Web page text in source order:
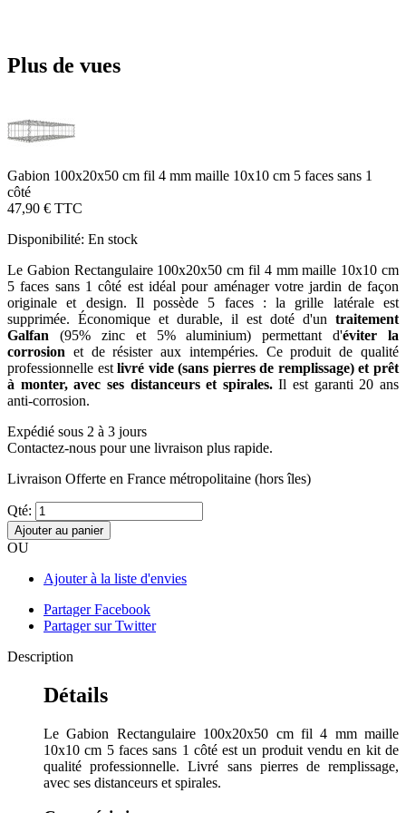
Plus de vues
Gabion 100x20x50 cm fil 4 mm maille 10x10 cm 5 faces sans 1
côté
47,90 € TTC
Disponibilité: En stock
Le Gabion Rectangulaire 100x20x50 cm fil 4 mm maille 10x10 cm
5 faces sans 1 côté est idéal pour aménager votre jardin de façon
originale et design. Il possède 5 faces : la grille latérale est
supprimée. Économique et durable, il est doté d'un traitement
Galfan (95% zinc et 5% aluminium) permettant d'éviter la
corrosion et de résister aux intempéries. Ce produit de qualité
professionnelle estlivré vide (sans pierres de remplissage) et prêt
à monter, avec ses distanceurs et spirales.Il est garanti 20 ans
anti-corrosion.
Expédié sous 2 à 3 jours
Contactez-nous pour une livraison plus rapide.
Livraison Offerte en France métropolitaine (hors îles)
Qté:
Ajouter au panier
OU
Ajouter à la liste d'envies
Partager Facebook
Partager sur Twitter
Description
Détails
Le Gabion Rectangulaire 100x20x50 cm fil 4 mm maille
10x10 cm 5 faces sans 1 côté est un produit vendu en kit de
qualité professionnelle. Livré sans pierres de remplissage,
avec ses distanceurs et spirales.